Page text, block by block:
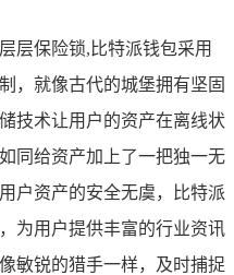
层保险锁,比特派钱包采用
，就像古代的城堡拥有坚固
技术让用户的资产在离线状
同给资产加上了一把独一无
户资产的安全无虞，比特派
为用户提供丰富的行业资讯
敏锐的猎手一样，及时捕捉